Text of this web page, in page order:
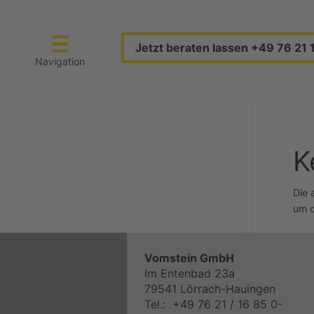
Navigation
Jetzt beraten lassen +49 76 21
Die
um
Vomstein GmbH
Im Entenbad 23a
79541 Lörrach-Hauingen
Tel.: +49 76 21 / 16 85 0-